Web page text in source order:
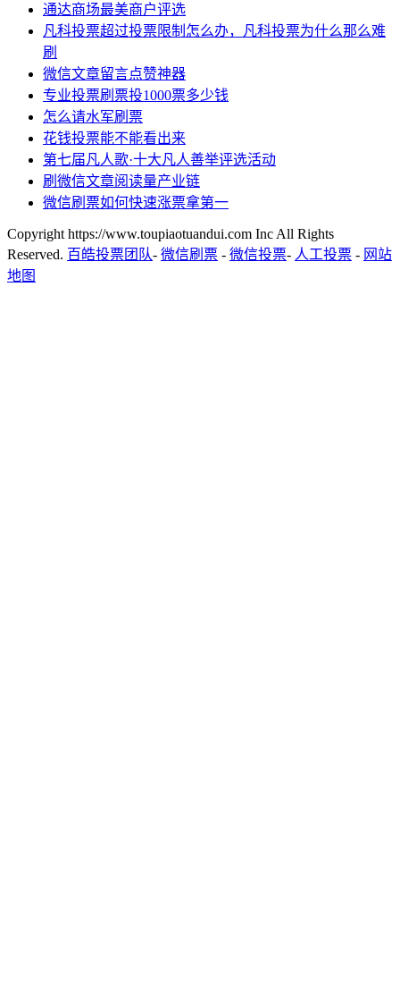
通达商场最美商户评选
凡科投票超过投票限制怎么办，凡科投票为什么那么难
刷
微信文章留言点赞神器
专业投票刷票投1000票多少钱
怎么请水军刷票
花钱投票能不能看出来
第七届凡人歌·十大凡人善举评选活动
刷微信文章阅读量产业链
微信刷票如何快速涨票拿第一
Copyright https://www.toupiaotuandui.com Inc All Rights
Reserved. 百皓投票团队- 微信刷票 - 微信投票- 人工投票 - 网站
地图